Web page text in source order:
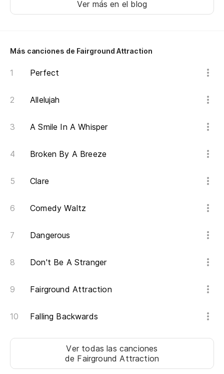
Ver más en el blog
Más canciones de Fairground Attraction
Perfect
Allelujah
A Smile In A Whisper
Broken By A Breeze
Clare
Comedy Waltz
Dangerous
Don't Be A Stranger
Fairground Attraction
Falling Backwards
Ver todas las canciones
de Fairground Attraction